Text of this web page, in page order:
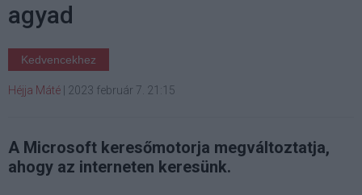
agyad
Kedvencekhez
Héjja Máté 2023 február 7. 21:15
A Microsoft keresőmotorja megváltoztatja,
ahogy az interneten keresünk.